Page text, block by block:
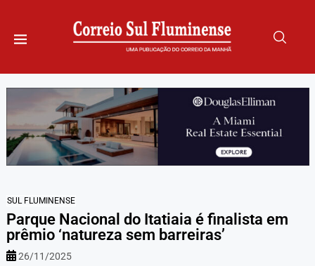
SUL FLUMINENSE
Parque Nacional do Itatiaia é finalista em
prêmio ‘natureza sem barreiras’
26/11/2025